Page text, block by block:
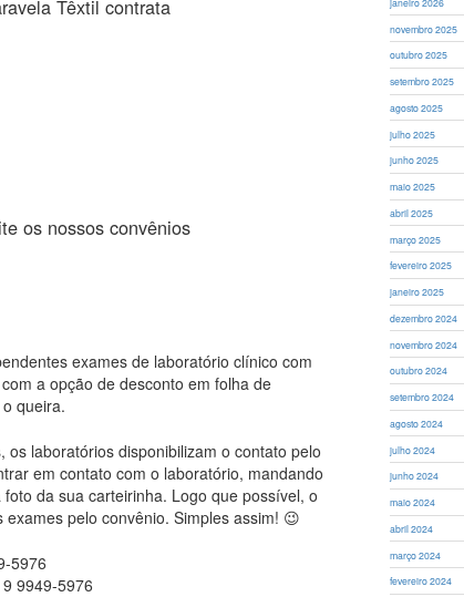
Têxtil contrata
os nossos convênios
exames de laboratório clínico com
a opção de desconto em folha de
queira.
laboratórios disponibilizam o contato pelo
em contato com o laboratório, mandando
da sua carteirinha. Logo que possível, o
pelo convênio. Simples assim! 😉
5976
9949-5976
novembro 2025
outubro 2025
setembro 2025
agosto 2025
julho 2025
junho 2025
maio 2025
abril 2025
março 2025
fevereiro 2025
janeiro 2025
dezembro 2024
novembro 2024
outubro 2024
setembro 2024
agosto 2024
julho 2024
junho 2024
maio 2024
abril 2024
março 2024
fevereiro 2024